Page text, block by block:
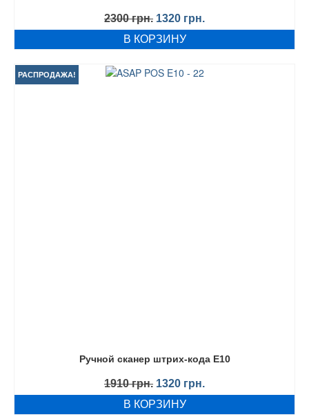
2300грн. Первоначальная
цена
составляла
1320 грн.
цена:
В КОРЗИНУ
РАСПРОДАЖА!
Ручной сканер штрих-кода E10
1910грн. Первоначальная
цена
составляла
1320 грн.
цена:
В КОРЗИНУ